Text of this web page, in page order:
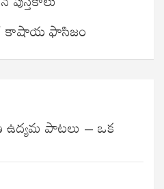
కాషాయ ఫాసిజం
పాటలు – ఒక